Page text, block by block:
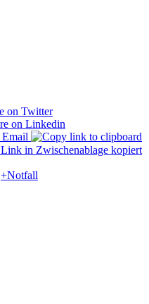
Link in Zwischenablage kopiert
+Notfall